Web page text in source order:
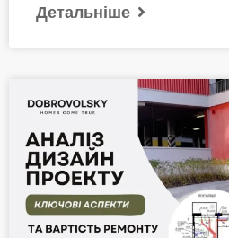
Детальніше